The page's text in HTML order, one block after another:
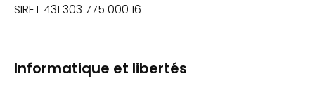
SIRET 431 303 775 000 16
Informatique et libertés